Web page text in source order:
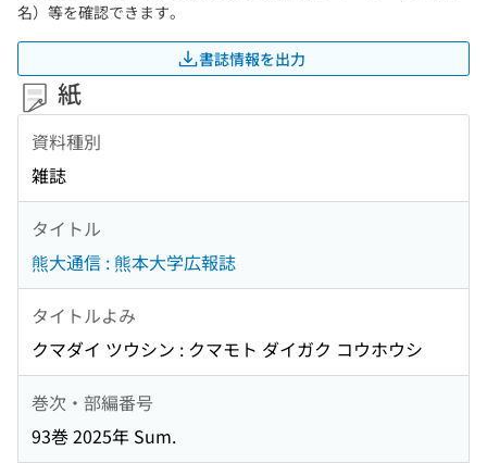
名）等を確認できます。
書誌情報を出力
紙
資料種別
雑誌
タイトル
熊大通信 : 熊本大学広報誌
タイトルよみ
クマダイ ツウシン : クマモト ダイガク コウホウシ
巻次・部編番号
93巻 2025年 Sum.